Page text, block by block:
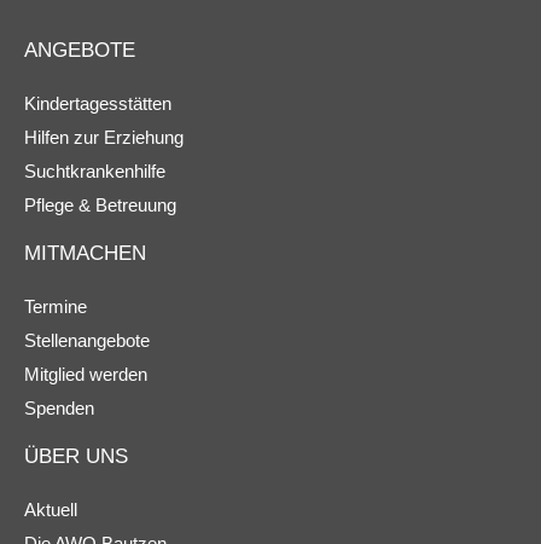
ANGEBOTE
Kindertagesstätten
Hilfen zur Erziehung
Suchtkrankenhilfe
Pflege & Betreuung
MITMACHEN
Termine
Stellenangebote
Mitglied werden
Spenden
ÜBER UNS
Aktuell